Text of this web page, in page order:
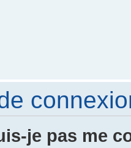
je pas me